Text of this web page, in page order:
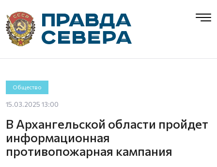
Общество
15.03.2025 13:00
В Архангельской области пройдет
информационная
противопожарная кампания